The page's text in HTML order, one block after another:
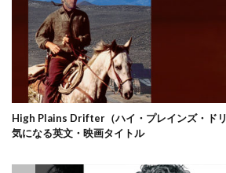
High Plains Drifter（ハイ・プレインズ・ド
気になる英文・映画タイトル